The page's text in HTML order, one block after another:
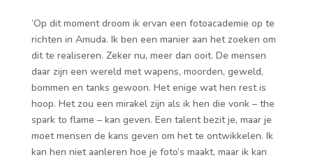
‘Op dit moment droom ik ervan een fotoacademie op te
richten in Amuda. Ik ben een manier aan het zoeken om
dit te realiseren. Zeker nu, meer dan ooit. De mensen
daar zijn een wereld met wapens, moorden, geweld,
bommen en tanks gewoon. Het enige wat hen rest is
hoop. Het zou een mirakel zijn als ik hen die vonk – the
spark to flame – kan geven. Een talent bezit je, maar je
moet mensen de kans geven om het te ontwikkelen. Ik
kan hen niet aanleren hoe je foto’s maakt, maar ik kan